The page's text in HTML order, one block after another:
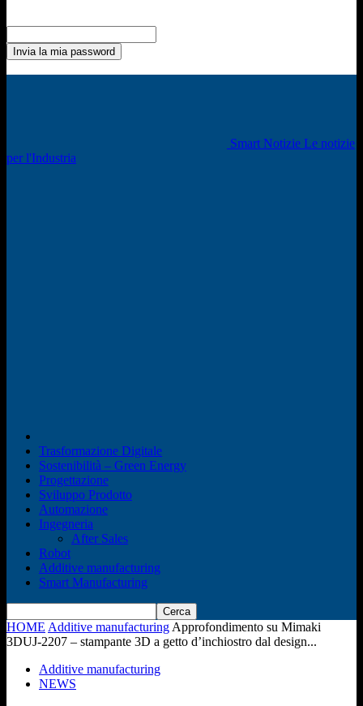
Smart Notizie Le notizie
per l'Industria
Trasformazione Digitale
Sostenibilità – Green Energy
Progettazione
Sviluppo Prodotto
Automazione
Ingegneria
After Sales
Robot
Additive manufacturing
Smart Manufacturing
HOME Additive manufacturing Approfondimento su Mimaki
3DUJ-2207 – stampante 3D a getto d’inchiostro dal design...
Additive manufacturing
NEWS